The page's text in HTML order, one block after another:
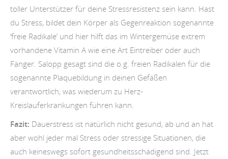
toller Unterstützer für deine Stressresistenz sein kann. Hast
du Stress, bildet dein Körper als Gegenreaktion sogenannte
‘freie Radikale’ und hier hilft das im Wintergemüse extrem
vorhandene Vitamin A wie eine Art Eintreiber oder auch
Fänger. Salopp gesagt sind die o.g. freien Radikalen für die
sogenannte Plaquebildung in deinen Gefäßen
verantwortlich, was wiederum zu Herz-
Kreislauferkrankungen führen kann.
Fazit: Dauerstress ist natürlich nicht gesund, ab und an hat
aber wohl jeder mal Stress oder stressige Situationen, die
auch keineswegs sofort gesundheitsschädigend sind. Jetzt